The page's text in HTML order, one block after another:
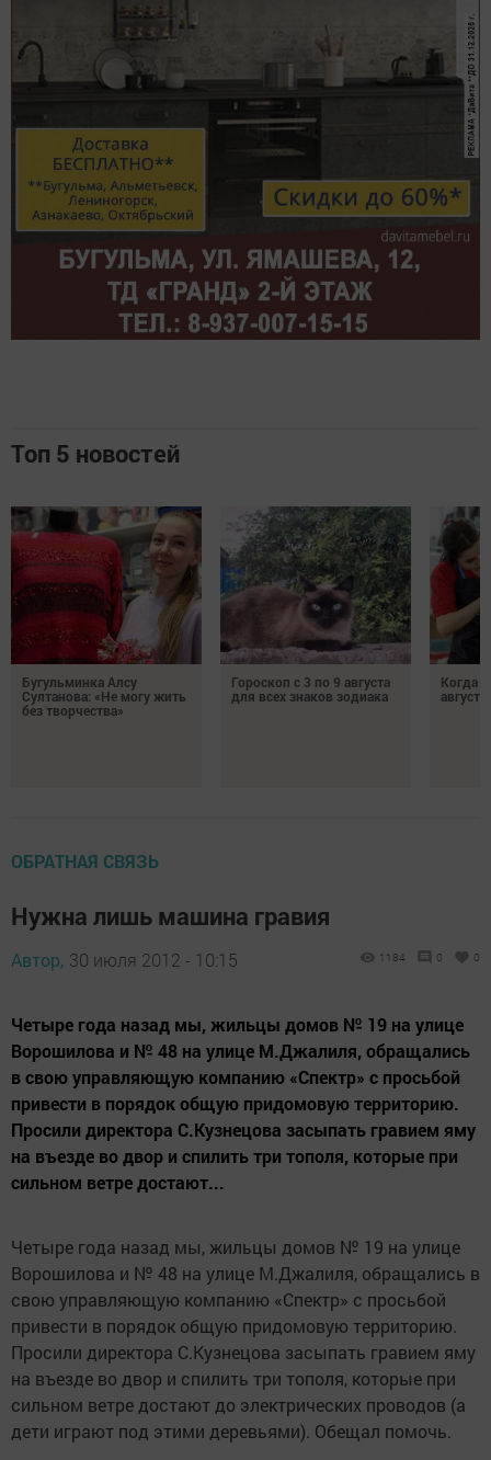
Топ 5 новостей
Бугульминка Алсу
Султанова: «Не могу жить
без творчества»
Гороскоп с 3 по 9 августа
для всех знаков зодиака
Когда
ОБРАТНАЯ СВЯЗЬ
Нужна лишь машина гравия
Автор, 30 июля 2012 - 10:15 1184 0 0
Четыре года назад мы, жильцы домов № 19 на улице
Ворошилова и № 48 на улице М.Джалиля, обращались
в свою управляющую компанию «Спектр» с просьбой
привести в порядок общую придомовую территорию.
Просили директора С.Кузнецова засыпать гравием яму
на въезде во двор и спилить три тополя, которые при
сильном ветре достают...
Четыре года назад мы, жильцы домов № 19 на улице
Ворошилова и № 48 на улице М.Джалиля, обращались в
свою управляющую компанию «Спектр» с просьбой
привести в порядок общую придомовую территорию.
Просили директора С.Кузнецова засыпать гравием яму
на въезде во двор и спилить три тополя, которые при
сильном ветре достают до электрических проводов (а
дети играют под этими деревьями). Обещал помочь.